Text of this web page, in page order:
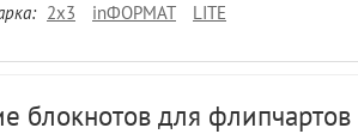
2х3 inФОРМАТ LITE
блокнотов для флипчартов